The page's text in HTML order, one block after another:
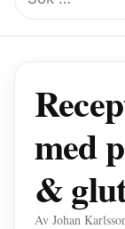
efter:
med
&
Av Johan